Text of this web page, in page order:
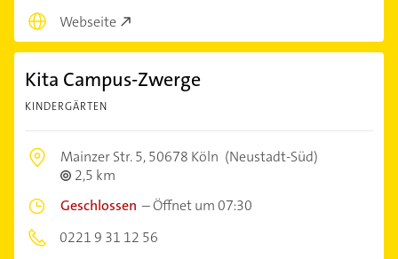
Webseite
Kita Campus-Zwerge
KINDERGÄRTEN
Mainzer Str. 5,50678 Köln (Neustadt-Süd)
2,5 km
Geschlossen –Öffnet um 07:30
0221 9 31 12 56